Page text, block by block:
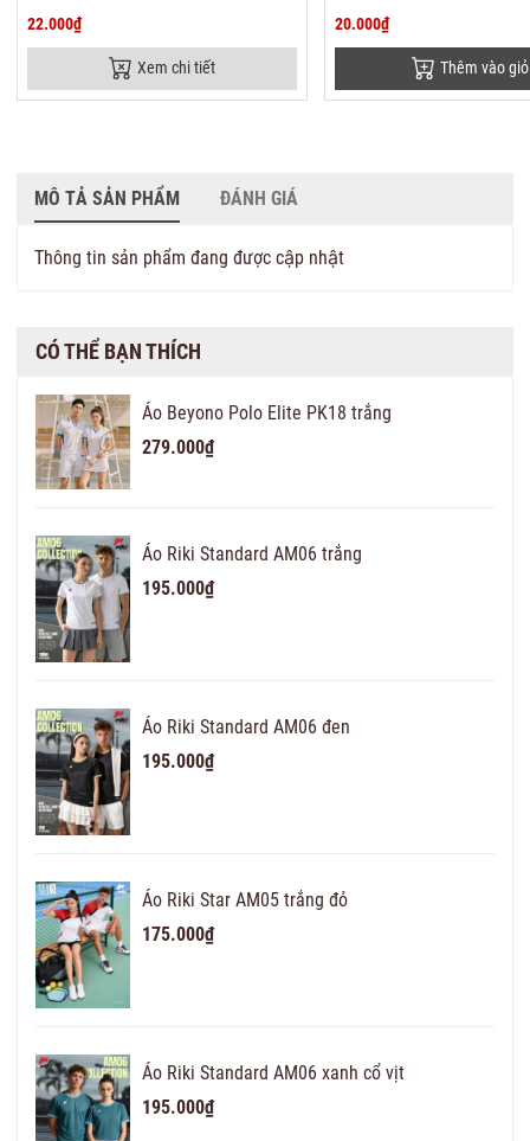
22.000₫
Xem chi tiết
20.000₫
Thêm vào giỏ
MÔ TẢ SẢN PHẨM ĐÁNH GIÁ
Thông tin sản phẩm đang được cập nhật
CÓ THỂ BẠN THÍCH
Áo Beyono Polo Elite PK18 trắng
279.000₫
Áo Riki Standard AM06 trắng
195.000₫
Áo Riki Standard AM06 đen
195.000₫
Áo Riki Star AM05 trắng đỏ
175.000₫
Áo Riki Standard AM06 xanh cổ vịt
195.000₫